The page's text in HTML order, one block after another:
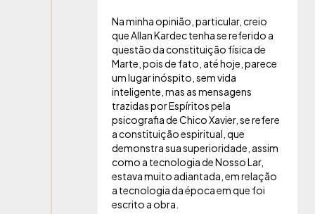
Na minha opinião, particular, creio
que Allan Kardec tenha se referido a
questão da constituição física de
Marte, pois de fato, até hoje, parece
um lugar inóspito, sem vida
inteligente, mas as mensagens
trazidas por Espíritos pela
psicografia de Chico Xavier, se refere
a constituição espiritual, que
demonstra sua superioridade, assim
como a tecnologia de Nosso Lar,
estava muito adiantada, em relação
a tecnologia da época em que foi
escrito a obra.